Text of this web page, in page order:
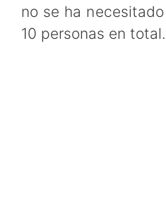
no se ha
10 personas en total.